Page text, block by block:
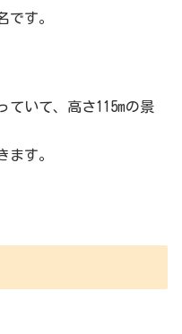
です。
ていて、高さ115mの景
ます。